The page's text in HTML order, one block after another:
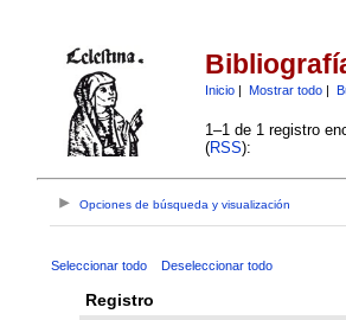
Inicio| Mostrar todo|
1–1 de 1 registro
(RSS):
Opciones de búsqueda y visualización
Seleccionar todo Deseleccionar todo
Registro